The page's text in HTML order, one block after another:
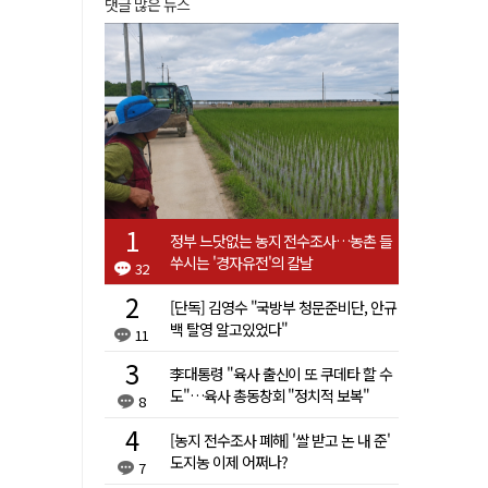
댓글 많은 뉴스
32
정부 느닷없는 농지 전수조사…농촌 들
쑤시는 '경자유전'의 칼날
11
[단독] 김영수 "국방부 청문준비단, 안규
백 탈영 알고있었다"
8
李대통령 "육사 출신이 또 쿠데타 할 수
도"…육사 총동창회 "정치적 보복"
7
[농지 전수조사 폐해] '쌀 받고 논 내 준'
도지농 이제 어쩌나?